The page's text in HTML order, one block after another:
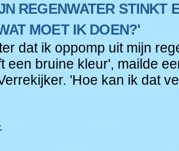
REGENWATER STINKT
MOET IK DOEN?'
dat ik oppomp uit mijn
een bruine kleur', mailde
'Hoe kan ik dat